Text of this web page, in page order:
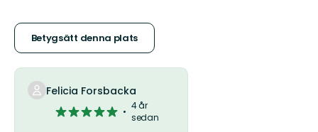
5
stjärnor
Betygsätt denna plats
Felicia Forsbacka
5
4 år
sedan